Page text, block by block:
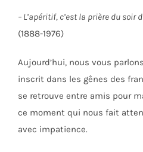
– L’apéritif, c’est la prière du soir
(1888-1976)
Aujourd’hui, nous vous
inscrit dans les gênes des
se retrouve entre amis pour
ce moment qui nous fait
avec impatience.